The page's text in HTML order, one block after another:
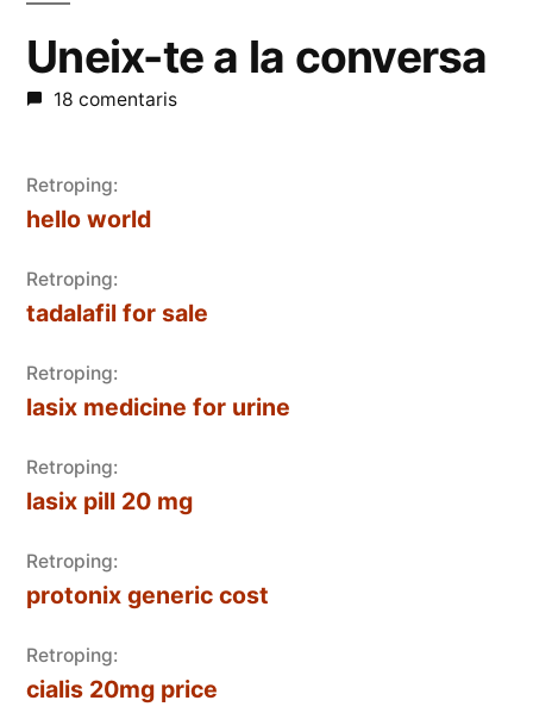
Uneix-te a la conversa
18 comentaris
Retroping:
hello world
Retroping:
tadalafil for sale
Retroping:
lasix medicine for urine
Retroping:
lasix pill 20 mg
Retroping:
protonix generic cost
Retroping:
cialis 20mg price